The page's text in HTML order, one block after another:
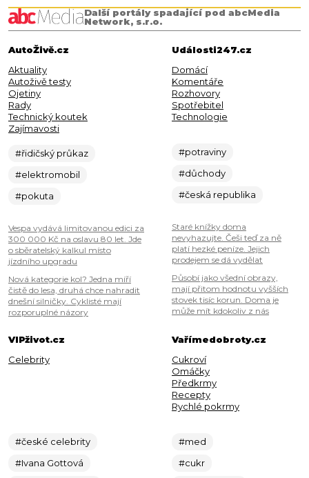
Další portály spadající pod abcMedia
Network, s.r.o.
AutoŽivě.cz
Aktuality
Autoživě testy
Ojetiny
Rady
Technický koutek
Zajímavosti
#řidičský průkaz
#elektromobil
#pokuta
Vespa vydává limitovanou edici za
300 000 Kč na oslavu 80 let. Jde
o sběratelský kalkul místo
jízdního upgradu
Nová kategorie kol? Jedna míří
čistě do lesa, druhá chce nahradit
dnešní silničky. Cyklisté mají
rozporuplné názory
Události247.cz
Domácí
Komentáře
Rozhovory
Spotřebitel
Technologie
#potraviny
#důchody
#česká republika
Staré knížky doma
nevyhazujte. Češi teď za ně
platí hezké peníze. Jejich
prodejem se dá vydělat
Působí jako všední obrazy,
mají přitom hodnotu vyšších
stovek tisíc korun. Doma je
může mít kdokoliv z nás
VIPživot.cz
Celebrity
#české celebrity
#Ivana Gottová
Vařímedobroty.cz
Cukroví
Omáčky
Předkrmy
Recepty
Rychlé pokrmy
#med
#cukr